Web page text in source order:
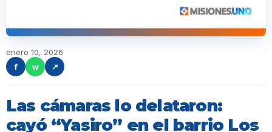
enero 10, 2026
f
w ↗
Las cámaras lo delataron:
cayó “Yasiro” en el barrio Los